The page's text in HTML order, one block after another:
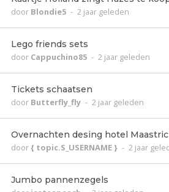
door Blondie5 - 2 jaar geleden
Lego friends sets
door Cappuchino85 - 2 jaar geleden
Tickets schaatsen
door Butterfly_fly - 2 jaar geleden
Overnachten desing hotel
door{ topic.S_USERNAME } - 2 jaar
Jumbo pannenzegels